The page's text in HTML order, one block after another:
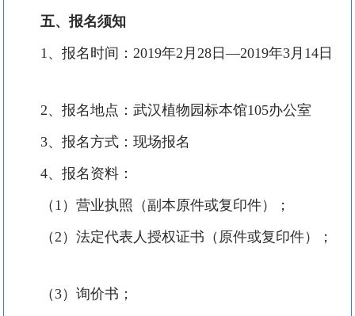
五、报名须知
1、报名时间：2019年2月28日—2019年3月14日
2、报名地点：武汉植物园标本馆105办公室
3、报名方式：现场报名
4、报名资料：
（1）营业执照（副本原件或复印件）；
（2）法定代表人授权证书（原件或复印件）；
（3）询价书；